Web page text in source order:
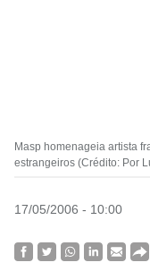
Masp homenageia artista
estrangeiros (Crédito: Por
17/05/2006 - 10:00